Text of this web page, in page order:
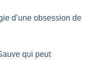
d’une obsession de
qui peut